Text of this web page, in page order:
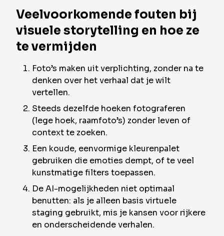
Veelvoorkomende fouten bij
visuele storytelling en hoe ze
te vermijden
Foto’s maken uit verplichting, zonder na te
denken over het verhaal dat je wilt
vertellen.
Steeds dezelfde hoeken fotograferen
(lege hoek, raamfoto’s) zonder leven of
context te zoeken.
Een koude, eenvormige kleurenpalet
gebruiken die emoties dempt, of te veel
kunstmatige filters toepassen.
De AI-mogelijkheden niet optimaal
benutten: als je alleen basis virtuele
staging gebruikt, mis je kansen voor rijkere
en onderscheidende verhalen.